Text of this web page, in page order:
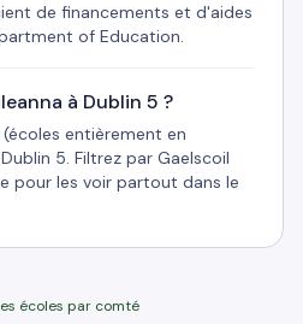
de financements et d'aides
of Education.
à Dublin 5 ?
entièrement en
5. Filtrez par Gaelscoil
pour les voir partout dans le
écoles par comté